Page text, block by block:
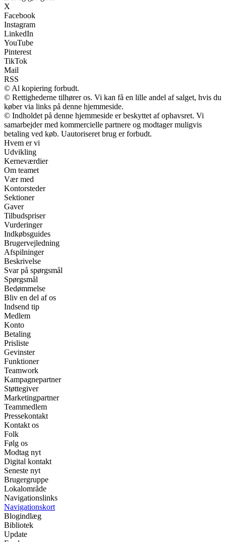
X
Facebook
Instagram
LinkedIn
YouTube
Pinterest
TikTok
Mail
RSS
© Al kopiering forbudt.
© Rettighederne tilhører os. Vi kan få en lille andel af salget, hvis du
køber via links på denne hjemmeside.
© Indholdet på denne hjemmeside er beskyttet af ophavsret. Vi
samarbejder med kommercielle partnere og modtager muligvis
betaling ved køb. Uautoriseret brug er forbudt.
Hvem er vi
Udvikling
Kerneværdier
Om teamet
Vær med
Kontorsteder
Sektioner
Gaver
Tilbudspriser
Vurderinger
Indkøbsguides
Brugervejledning
Afspilninger
Beskrivelse
Svar på spørgsmål
Spørgsmål
Bedømmelse
Bliv en del af os
Indsend tip
Medlem
Konto
Betaling
Prisliste
Gevinster
Funktioner
Teamwork
Kampagnepartner
Støttegiver
Marketingpartner
Teammedlem
Pressekontakt
Kontakt os
Folk
Følg os
Modtag nyt
Digital kontakt
Seneste nyt
Brugergruppe
Lokalområde
Navigationslinks
Navigationskort
Blogindlæg
Bibliotek
Update